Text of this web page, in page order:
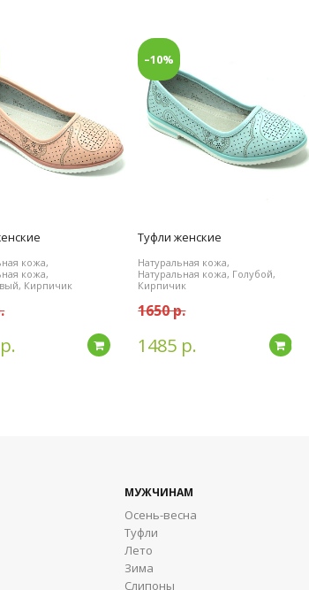
кожа,
кожа,
Кирпичик
Подробнее
–10%
Туфли женские
Натуральная кожа,
Натуральная кожа, Голубой,
Кирпичик
1650 р.
1485 р.
МУЖЧИНАМ
Осень-весна
Туфли
Лето
Зима
Cлипоны